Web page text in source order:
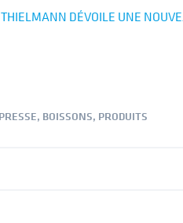
DÉVOILE UNE
PRESSE, BOISSONS, PRODUITS